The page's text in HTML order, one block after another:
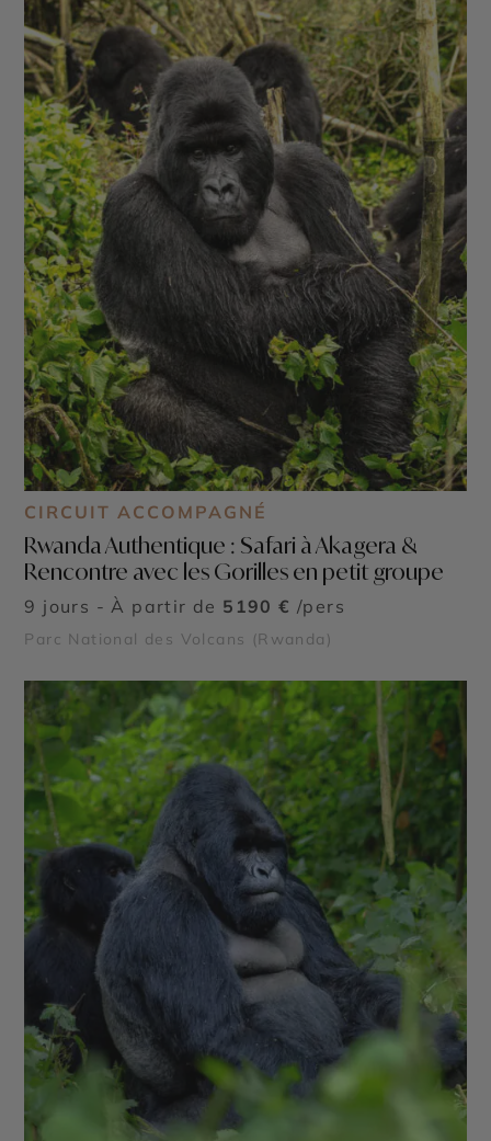
CIRCUIT ACCOMPAGNÉ
Rwanda Authentique : Safari à Akagera &
Rencontre avec les Gorilles en petit groupe
9 jours - À partir de 5190 € /pers
Parc National des Volcans (Rwanda)